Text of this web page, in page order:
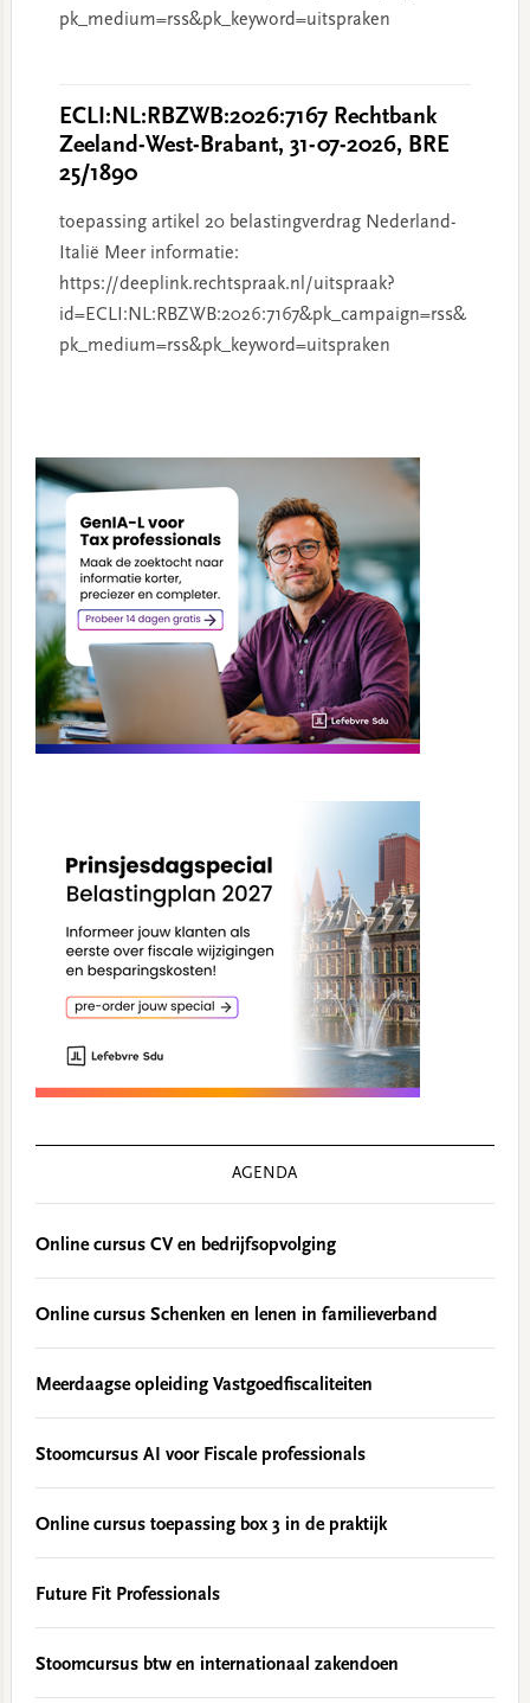
pk_medium=rss&pk_keyword=uitspraken
ECLI:NL:RBZWB:2026:7167 Rechtbank
Zeeland-West-Brabant, 31-07-2026, BRE
25/1890
toepassing artikel 20 belastingverdrag Nederland-
Italië Meer informatie:
https://deeplink.rechtspraak.nl/uitspraak?
id=ECLI:NL:RBZWB:2026:7167&pk_campaign=rss&
pk_medium=rss&pk_keyword=uitspraken
Sidebar
AGENDA
Online cursus CV en bedrijfsopvolging
Online cursus Schenken en lenen in familieverband
Meerdaagse opleiding Vastgoedfiscaliteiten
Stoomcursus AI voor Fiscale professionals
Online cursus toepassing box 3 in de praktijk
Future Fit Professionals
Stoomcursus btw en internationaal zakendoen